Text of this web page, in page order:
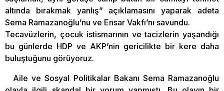
altında bırakmak yanlış” açıklamasını yaparak adeta
Sema Ramazanoğlu’nu ve Ensar Vakfı’nı savundu.
Tecavüzlerin, çocuk istismarının ve tacizlerin yaşandığı
bu günlerde HDP ve AKP’nin gericilikte bir kere daha
buluştuğunu görüyoruz.
Aile ve Sosyal Politikalar Bakanı Sema Ramazanoğlu